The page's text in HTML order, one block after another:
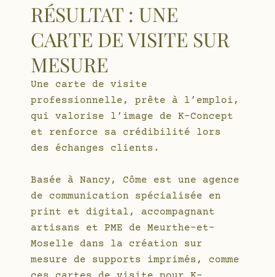
RÉSULTAT : UNE
CARTE DE VISITE SUR
MESURE
Une carte de visite
professionnelle, prête à l’emploi,
qui valorise l’image de K-Concept
et renforce sa crédibilité lors
des échanges clients.
Basée à Nancy, Côme est une agence
de communication spécialisée en
print et digital, accompagnant
artisans et PME de Meurthe-et-
Moselle dans la création sur
mesure de supports imprimés, comme